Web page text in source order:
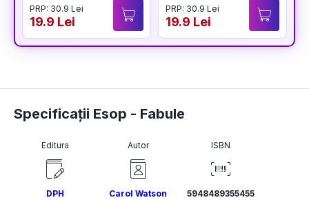
PRP: 30.9 Lei
19.9 Lei
PRP: 30.9 Lei
19.9 Lei
Specificații Esop - Fabule
Editura
DPH
Autor
Carol Watson
ISBN
5948489355455